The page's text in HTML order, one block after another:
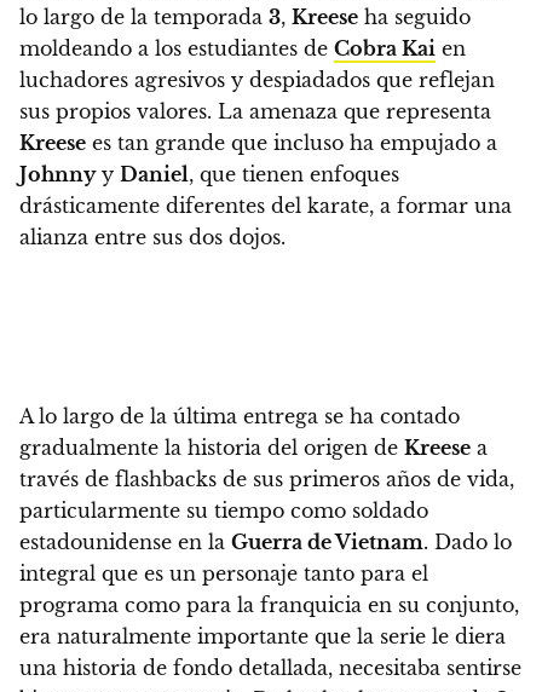
lo largo de la temporada 3, Kreese ha seguido
moldeando a los estudiantes de Cobra Kai en
luchadores agresivos y despiadados que reflejan
sus propios valores. La amenaza que representa
Kreese es tan grande que incluso ha empujado a
Johnnyy Daniel, que tienen enfoques
drásticamente diferentes del karate, a formar una
alianza entre sus dos dojos.
A lo largo de la última entrega se ha contado
gradualmente la historia del origen de Kreese a
través de flashbacks de sus primeros años de vida,
particularmente su tiempo como soldado
estadounidense en la Guerra de Vietnam. Dado lo
integral que es un personaje tanto para el
programa como para la franquicia en su conjunto,
era naturalmente importante que la serie le diera
una historia de fondo detallada, necesitaba sentirse